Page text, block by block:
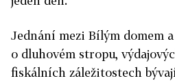
Jednání mezi Bílým domem
o dluhovém stropu,
fiskálních záležitostech